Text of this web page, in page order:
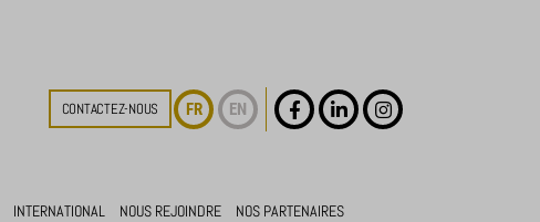
CONTACTEZ-NOUS FR EN
INTERNATIONAL NOUS REJOINDRE NOS PARTENAIRES